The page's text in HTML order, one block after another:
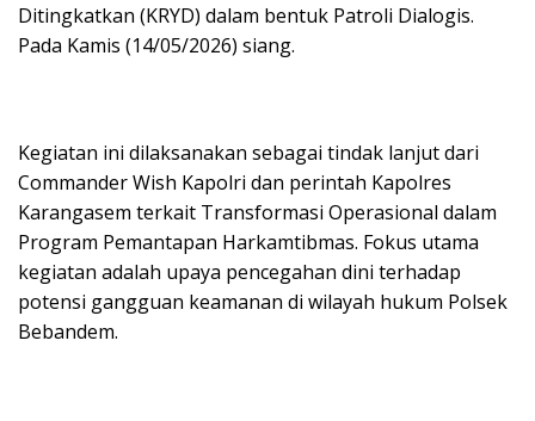
Ditingkatkan (KRYD) dalam bentuk Patroli Dialogis.
Pada Kamis (14/05/2026) siang.
​Kegiatan ini dilaksanakan sebagai tindak lanjut dari
Commander Wish Kapolri dan perintah Kapolres
Karangasem terkait Transformasi Operasional dalam
Program Pemantapan Harkamtibmas. Fokus utama
kegiatan adalah upaya pencegahan dini terhadap
potensi gangguan keamanan di wilayah hukum Polsek
Bebandem.